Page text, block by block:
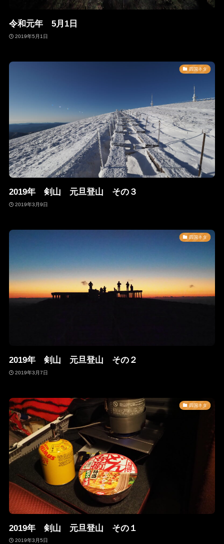
令和元年 5月1日
2019年5月1日
四国ネタ
2019年 剣山 元旦登山 その３
2019年3月9日
四国ネタ
2019年 剣山 元旦登山 その２
2019年3月7日
四国ネタ
2019年 剣山 元旦登山 その１
2019年3月5日